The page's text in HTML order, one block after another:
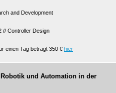
and Development
// Controller Design
einen Tag beträgt 350 € hier
und Automation in der